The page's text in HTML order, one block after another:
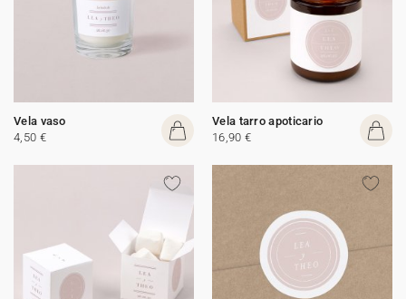
Vela vaso
4,50 €
Vela tarro apoticario
16,90 €